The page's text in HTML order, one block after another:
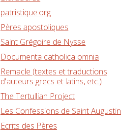
patristique.org
Pères apostoliques
Saint Grégoire de Nysse
Documenta catholica omnia
Remacle (textes et traductions
d'auteurs grecs et latins, etc.)
The Tertullian Project
Les Confessions de Saint Augustin
Ecrits des Pères